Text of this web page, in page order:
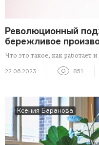
Революционный
бережливое
Что это такое, как работает
22.06.2023 851
Ксения Баранова